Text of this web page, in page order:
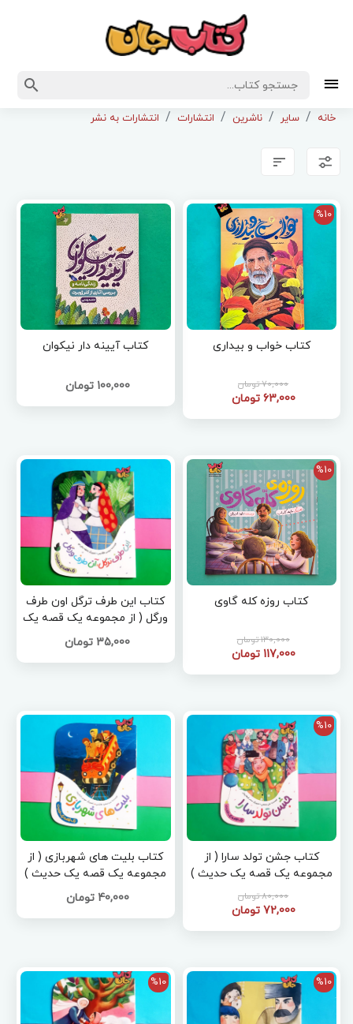
خانه سایر ناشرین انتشارات انتشارات به نشر
%10
کتاب خواب و بیداری
70,000 تومان
63,000 تومان
کتاب آیینه دار نیکوان
100,000 تومان
%10
کتاب روزه کله گاوی
130,000 تومان
117,000 تومان
کتاب این طرف ترگل اون طرف
ورگل ( از مجموعه یک قصه یک
حدیث )
35,000 تومان
%10
کتاب جشن تولد سارا ( از
مجموعه یک قصه یک حدیث )
80,000 تومان
72,000 تومان
کتاب بلیت های شهربازی ( از
مجموعه یک قصه یک حدیث )
40,000 تومان
%10
%10